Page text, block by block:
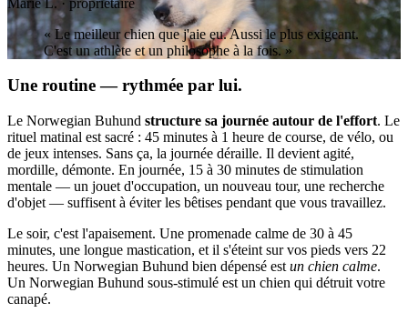
« Le meilleur chien que j'aie eu. Aussi le plus exigeant.
C'est un athlète et un philosophe à la fois. »
Une routine — rythmée par lui.
Le Norwegian Buhund structure sa journée autour de l'effort. Le
rituel matinal est sacré : 45 minutes à 1 heure de course, de vélo, ou
de jeux intenses. Sans ça, la journée déraille. Il devient agité,
mordille, démonte. En journée, 15 à 30 minutes de stimulation
mentale — un jouet d'occupation, un nouveau tour, une recherche
d'objet — suffisent à éviter les bêtises pendant que vous travaillez.
Le soir, c'est l'apaisement. Une promenade calme de 30 à 45
minutes, une longue mastication, et il s'éteint sur vos pieds vers 22
heures. Un Norwegian Buhund bien dépensé est un chien calme.
Un Norwegian Buhund sous-stimulé est un chien qui détruit votre
canapé.